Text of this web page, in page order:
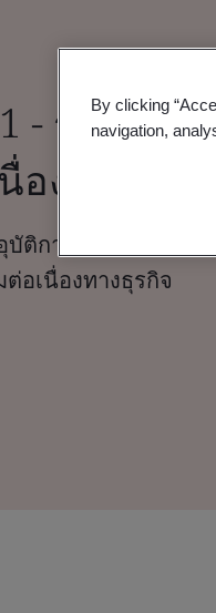
- ระบบกา
งทางธุรกิจ
ติการณ์ที่ส่งผลกระท
อเนื่องทางธุรกิจ
By clicking
navigation,